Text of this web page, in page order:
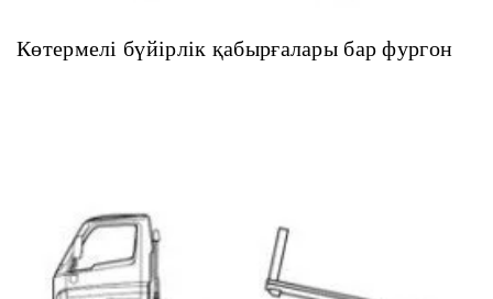
Көтермелі бүйірлік қабырғалары бар фургон